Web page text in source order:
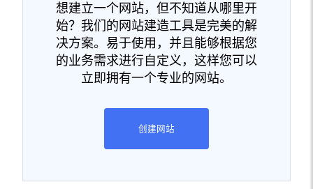
想建立一个网站，但不知道从哪里开
始？我们的网站建造工具是完美的解
决方案。易于使用，并且能够根据您
的业务需求进行自定义，这样您可以
立即拥有一个专业的网站。
创建网站